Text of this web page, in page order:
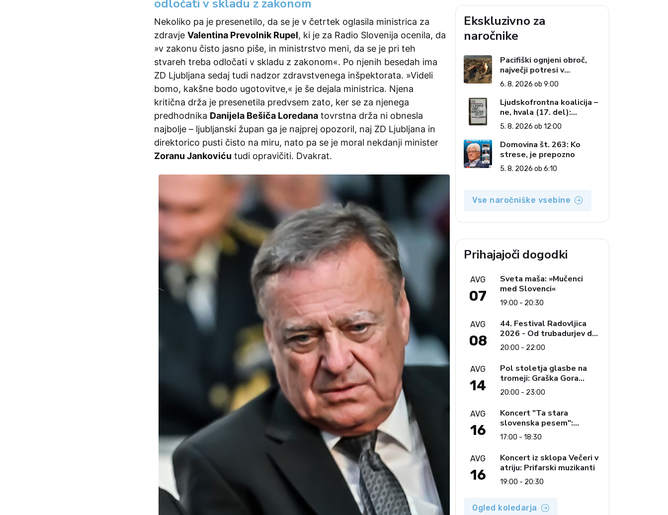
odločati v skladu z zakonom
Nekoliko pa je presenetilo, da se je v četrtek oglasila ministrica za
zdravje Valentina Prevolnik Rupel, ki je za Radio Slovenija ocenila, da
»v zakonu čisto jasno piše, in ministrstvo meni, da se je pri teh
stvareh treba odločati v skladu z zakonom«. Po njenih besedah ima
ZD Ljubljana sedaj tudi nadzor zdravstvenega inšpektorata. »Videli
bomo, kakšne bodo ugotovitve,« je še dejala ministrica. Njena
kritična drža je presenetila predvsem zato, ker se za njenega
predhodnika Danijela Bešiča Loredana tovrstna drža ni obnesla
najbolje – ljubljanski župan ga je najprej opozoril, naj ZD Ljubljana in
direktorico pusti čisto na miru, nato pa se je moral nekdanji minister
Zoranu Jankoviću tudi opravičiti. Dvakrat.
Ekskluzivno za
naročnike
Pacifiški ognjeni obroč,
največji potresi v
zgodovini in cena pozabe
6. 8. 2026 ob 9:00
Ljudskofrontna koalicija –
ne, hvala (17. del):
Priprave na sestop z
oblasti – dvorska
opozicija 6: Gramsci na
delu: Revija 2000 in
revolucionarna izvotlitev
krščanstva
5. 8. 2026 ob 12:00
Domovina št. 263: Ko
strese, je prepozno
5. 8. 2026 ob 6:10
Vse naročniške vsebine
Prihajajoči dogodki
AVG
07
Sveta maša: »Mučenci
med Slovenci«
19:00 - 20:30
AVG
08
44. Festival Radovljica
2026 - Od trubadurjev do
Brahmsa
20:00 - 22:00
AVG
14
Pol stoletja glasbe na
tromeji: Graška Gora
obeležuje 50. jubilejni
festival narodno-zabavne
glasbe
20:00 - 23:00
AVG
16
Koncert "Ta stara
slovenska pesem":
Ljudski pevci Jezerci
17:00 - 18:30
AVG
16
Koncert iz sklopa Večeri v
atriju: Prifarski muzikanti
19:00 - 20:30
Ogled koledarja